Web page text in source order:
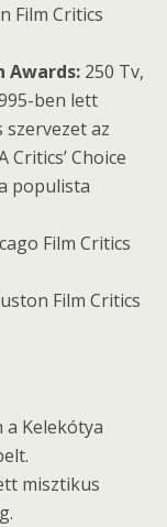
Film Critics
Awards: 250 Tv,
ben lett
az
Critics’ Choice
populista
Film Critics
Film Critics
a Kelekótya
misztikus